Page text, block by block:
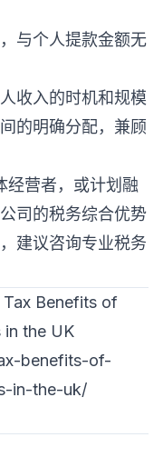
与个人提款金额无
收入的时机和规模
的明确分配，兼顾
营者，或计划融
司的税务综合优势
建议咨询专业税务
Benefits of
in the UK
benefits-of-
in-the-uk/